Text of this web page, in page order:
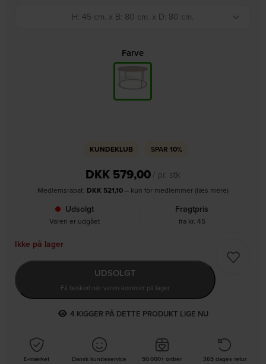
H: 45 cm. x B: 80 cm. x D: 80 cm.
Farve
KUNDEKLUB SPAR 10%
DKK 579,00/ pr. stk
Medlemsrabat: DKK 521,10– kun for medlemmer (læs mere)
Udsolgt
Varen er udgået
Fragtpris
fra kr. 45
Ikke på lager
UDSOLGT
Få besked når varen kommer på lager
4 KIGGER PÅ DETTE PRODUKT LIGE NU
E-mærket Dansk kundeservice 50.000+ ordrer 365 dages retur